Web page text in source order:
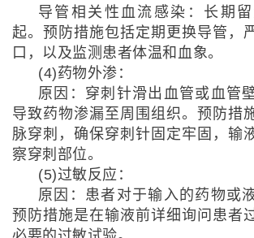
导管相关性血流感染：长期留
起。预防措施包括定期更换导管，
口，以及监测患者体温和血象。
(4)药物外渗：
原因：穿刺针滑出血管或血管
导致药物渗漏至周围组织。预防措
脉穿刺，确保穿刺针固定牢固，输
察穿刺部位。
(5)过敏反应：
原因：患者对于输入的药物或
预防措施是在输液前详细询问患者